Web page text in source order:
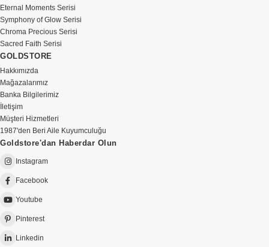
Eternal Moments Serisi
Symphony of Glow Serisi
Chroma Precious Serisi
Sacred Faith Serisi
GOLDSTORE
Hakkımızda
Mağazalarımız
Banka Bilgilerimiz
İletişim
Müşteri Hizmetleri
1987'den Beri Aile Kuyumculuğu
Goldstore'dan Haberdar Olun
Instagram
Facebook
Youtube
Pinterest
Linkedin